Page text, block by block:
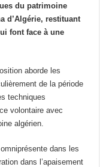
du patrimoine
d’Algérie, restituant
font face à une
aborde les
de la période
techniques
volontaire avec
algérien.
dans les
dans l’apaisement